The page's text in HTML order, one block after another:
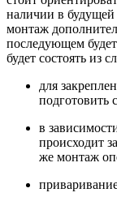
наличии в
монтаж
последующем
будет состоять из
для
подготовить
в
происходит
же монтаж